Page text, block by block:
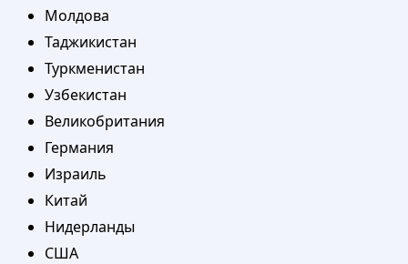
Молдова
Таджикистан
Туркменистан
Узбекистан
Великобритания
Германия
Израиль
Китай
Нидерланды
США